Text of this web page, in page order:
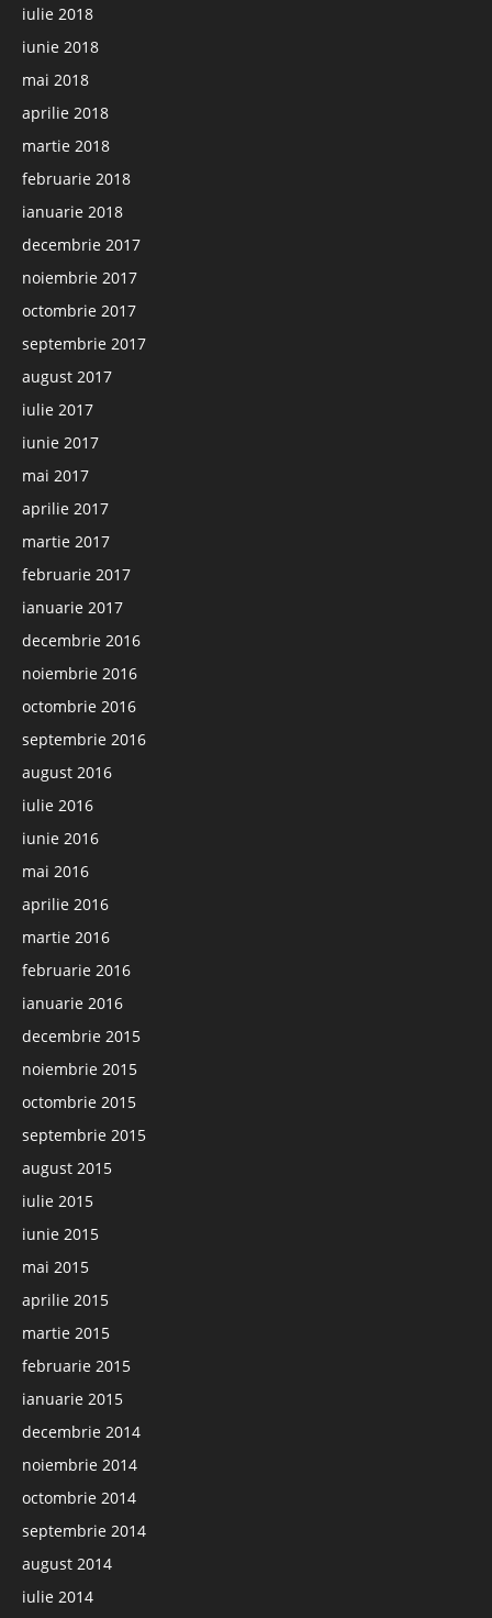
iulie 2018
iunie 2018
mai 2018
aprilie 2018
martie 2018
februarie 2018
ianuarie 2018
decembrie 2017
noiembrie 2017
octombrie 2017
septembrie 2017
august 2017
iulie 2017
iunie 2017
mai 2017
aprilie 2017
martie 2017
februarie 2017
ianuarie 2017
decembrie 2016
noiembrie 2016
octombrie 2016
septembrie 2016
august 2016
iulie 2016
iunie 2016
mai 2016
aprilie 2016
martie 2016
februarie 2016
ianuarie 2016
decembrie 2015
noiembrie 2015
octombrie 2015
septembrie 2015
august 2015
iulie 2015
iunie 2015
mai 2015
aprilie 2015
martie 2015
februarie 2015
ianuarie 2015
decembrie 2014
noiembrie 2014
octombrie 2014
septembrie 2014
august 2014
iulie 2014